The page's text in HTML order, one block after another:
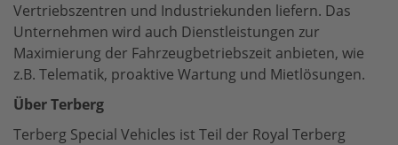
Vertriebszentren und Industriekunden liefern. Das
Unternehmen wird auch Dienstleistungen zur
Maximierung der Fahrzeugbetriebszeit anbieten, wie
z.B. Telematik, proaktive Wartung und Mietlösungen.
Über Terberg
Terberg Special Vehicles ist Teil der Royal Terberg